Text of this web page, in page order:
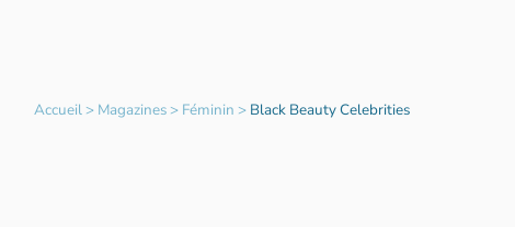
Accueil> Magazines> Féminin > Black Beauty Celebrities